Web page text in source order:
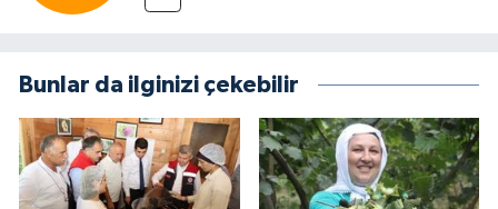
Bunlar da ilginizi çekebilir